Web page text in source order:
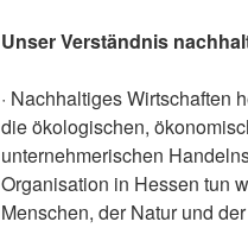
Unser Verständnis
· Nachhaltiges Wirtschaften
die ökologischen,
unternehmerischen
Organisation in Hessen tun
Menschen, der Natur und